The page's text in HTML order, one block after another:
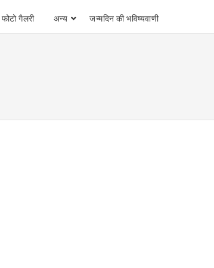
फोटो गैलरी अन्य जन्मदिन की भविष्यवाणी